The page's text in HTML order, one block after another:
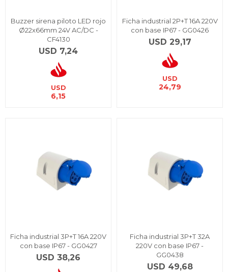
Buzzer sirena piloto LED rojo
Ø22x66mm 24V AC/DC -
CF4130
USD 7,24
USD
6,15
Ficha industrial 2P+T 16A 220V
con base IP67 - GG0426
USD 29,17
USD
24,79
Ficha industrial 3P+T 16A 220V
con base IP67 - GG0427
USD 38,26
Ficha industrial 3P+T 32A
220V con base IP67 -
GG0438
USD 49,68